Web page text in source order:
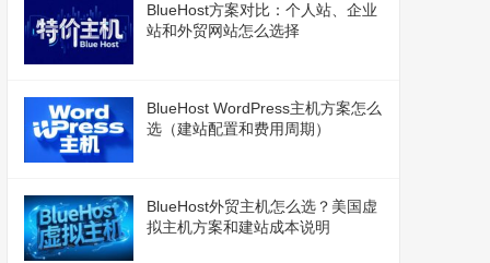
BlueHost方案对比：个人站、企业
站和外贸网站怎么选择
BlueHost WordPress主机方案怎么
选（建站配置和费用周期）
BlueHost外贸主机怎么选？美国虚
拟主机方案和建站成本说明